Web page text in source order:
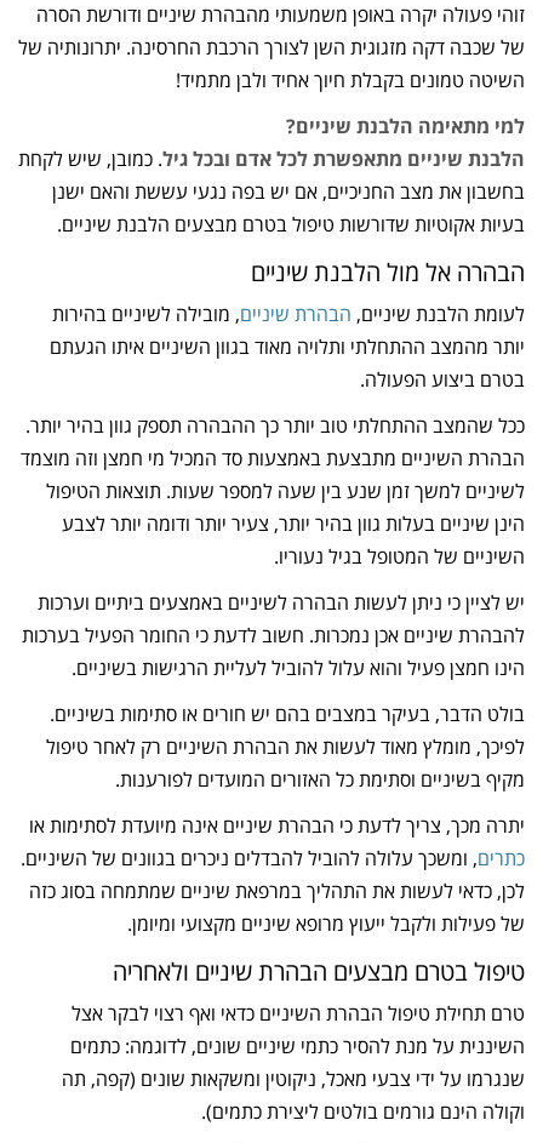
זוהי פעולה יקרה באופן משמעותי מהבהרת שיניים ודורשת הסרה
של שכבה דקה מזגוגית השן לצורך הרכבת החרסינה. יתרונותיה של
השיטה טמונים בקבלת חיוך אחיד ולבן מתמיד!
למי מתאימה הלבנת שיניים?
הלבנת שיניים מתאפשרת לכל אדם ובכל גיל. כמובן, שיש לקחת
בחשבון את מצב החניכיים, אם יש בפה נגעי עששת והאם ישנן
בעיות אקוטיות שדורשות טיפול בטרם מבצעים הלבנת שיניים.
הבהרה אל מול הלבנת שיניים
לעומת הלבנת שיניים, הבהרת שיניים, מובילה לשיניים בהירות
יותר מהמצב ההתחלתי ותלויה מאוד בגוון השיניים איתו הגעתם
בטרם ביצוע הפעולה.
ככל שהמצב ההתחלתי טוב יותר כך ההבהרה תספק גוון בהיר יותר.
הבהרת השיניים מתבצעת באמצעות סד המכיל מי חמצן וזה מוצמד
לשיניים למשך זמן שנע בין שעה למספר שעות. תוצאות הטיפול
הינן שיניים בעלות גוון בהיר יותר, צעיר יותר ודומה יותר לצבע
השיניים של המטופל בגיל נעוריו.
יש לציין כי ניתן לעשות הבהרה לשיניים באמצעים ביתיים וערכות
להבהרת שיניים אכן נמכרות. חשוב לדעת כי החומר הפעיל בערכות
הינו חמצן פעיל והוא עלול להוביל לעליית הרגישות בשיניים.
בולט הדבר, בעיקר במצבים בהם יש חורים או סתימות בשיניים.
לפיכך, מומלץ מאוד לעשות את הבהרת השיניים רק לאחר טיפול
מקיף בשיניים וסתימת כל האזורים המועדים לפורענות.
יתרה מכך, צריך לדעת כי הבהרת שיניים אינה מיועדת לסתימות או
כתרים, ומשכך עלולה להוביל להבדלים ניכרים בגוונים של השיניים.
לכן, כדאי לעשות את התהליך במרפאת שיניים שמתמחה בסוג כזה
של פעילות ולקבל ייעוץ מרופא שיניים מקצועי ומיומן.
טיפול בטרם מבצעים הבהרת שיניים ולאחריה
טרם תחילת טיפול הבהרת השיניים כדאי ואף רצוי לבקר אצל
השיננית על מנת להסיר כתמי שיניים שונים, לדוגמה: כתמים
שנגרמו על ידי צבעי מאכל, ניקוטין ומשקאות שונים (קפה, תה
וקולה הינם גורמים בולטים ליצירת כתמים).